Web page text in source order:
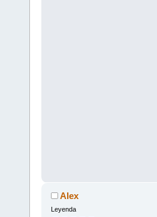
Alex
Leyenda